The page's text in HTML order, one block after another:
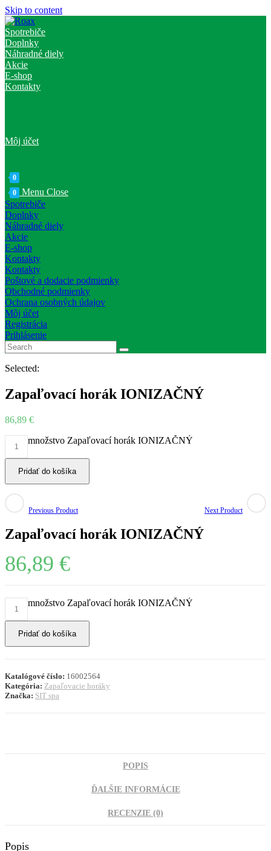
Skip to content
Spotrebiče
Doplnky
Náhradné diely
Akcie
E-shop
Kontakty
Môj účet
0
0
Menu Close
Spotrebiče
Doplnky
Náhradné diely
Akcie
E-shop
Kontakty
Kontakty
Poštové a dodacie podmienky
Obchodné podmienky
Ochrana osobných údajov
Môj účet
Registrácia
Prihlásenie
Selected:
Zapaľovací horák IONIZAČNÝ
86,89 €
množstvo Zapaľovací horák IONIZAČNÝ
Pridať do košíka
Previous Product Next Product
Zapaľovací horák IONIZAČNÝ
86,89 €
množstvo Zapaľovací horák IONIZAČNÝ
Pridať do košíka
Katalógové číslo: 16002564
Kategória: Zapaľovacie horáky
Značka: SIT spa
POPIS
ĎALŠIE INFORMÁCIE
RECENZIE (0)
Popis